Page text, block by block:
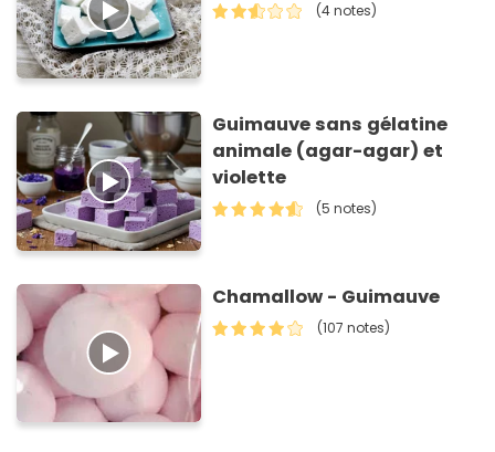
(4 notes)
Guimauve sans gélatine
animale (agar-agar) et
violette
(5 notes)
Chamallow - Guimauve
(107 notes)